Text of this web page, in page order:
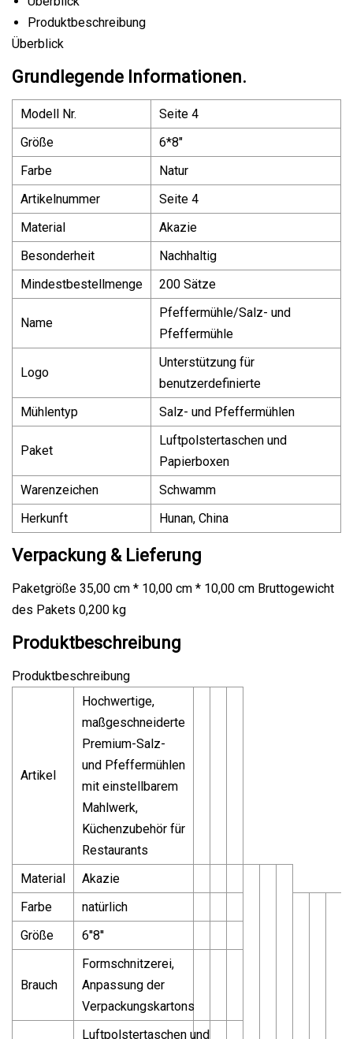
Produktbeschreibung
Überblick
Grundlegende Informationen.
Modell Nr.
Seite 4
Größe
6*8"
Farbe
Natur
Artikelnummer
Seite 4
Material
Akazie
Besonderheit
Nachhaltig
Mindestbestellmenge
200 Sätze
Name
Pfeffermühle/Salz- und
Pfeffermühle
Logo
Unterstützung für
benutzerdefinierte
Mühlentyp
Salz- und Pfeffermühlen
Paket
Luftpolstertaschen und
Papierboxen
Warenzeichen
Schwamm
Herkunft
Hunan, China
Verpackung & Lieferung
Paketgröße 35,00 cm * 10,00 cm * 10,00 cm Bruttogewicht
des Pakets 0,200 kg
Produktbeschreibung
Produktbeschreibung
Artikel
Hochwertige,
maßgeschneiderte
Premium-Salz-
und Pfeffermühlen
mit einstellbarem
Mahlwerk,
Küchenzubehör für
Restaurants
Material
Akazie
Farbe
natürlich
Größe
6''8''
Brauch
Formschnitzerei,
Anpassung der
Verpackungskartons
Luftpolstertaschen und